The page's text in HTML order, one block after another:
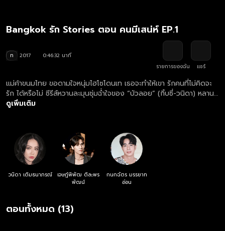
Bangkok รัก Stories ตอน คนมีเสน่ห์ EP.1
ท 2017
0:46:32 นาที
รายการของฉัน
แชร์
แม่ค้าขนมไทย ขอดามใจหนุ่มไฮโซโดนเท เธอจะทำให้เขา รักคนที่ไม่คิดจะ
รัก ได้หรือไม่ ซีรีส์หวานละมุนชุ่มฉ่ำใจของ “บัวลอย” (กิ้บซี่-วนิดา) หลาน
สาวแม่ค้าขายขนมไทยย่านเมืองเก่า เธอปากร้ายก๋ากั่นไม่ต่างจาก “ย่า
เป็นที่รักของแม่ “พิมพิลา” (ต่าย-เพ็ญพักตร์) หัวใจภากรพังพินาศกลาง
งานแต่งกับคู่หมั้น “เมย์” (เทีย-The Face 3) แต่เสน่ห์ต่างขั้วระหว่างเขา
2 คนนั้น กลับดึงดูดให้ทั้งคู่ตกหลุม รักคนที่ไม่คิดจะรัก เข้าจนได้ เรื่อง
ราวเป็นอย่างไร ติดตามได้เลย
ดูเพิ่มเติม
วนิดา เติมธนาภรณ์
เจษฎ์พิพัฒ ติละพร
พัฒน์
กนกฉัตร มรรยาท
อ่อน
ตอนทั้งหมด (13)